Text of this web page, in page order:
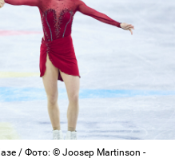
/ Фото: © Joosep Martinson -